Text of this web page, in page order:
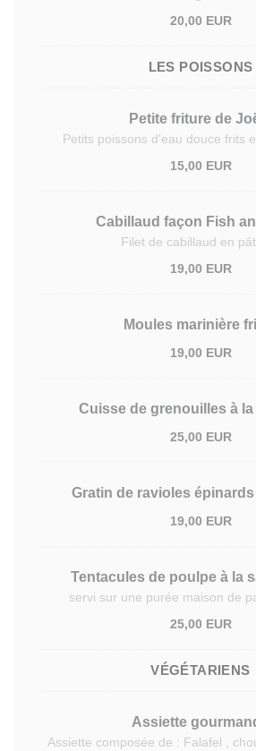
20,00 EUR
LES POISSONS
Petite friture de
Petits poissons d'eau douce frits
15,00 EUR
Cabillaud façon Fish
Filet de cabillaud en
19,00 EUR
Moules marinière
19,00 EUR
Cuisse de grenouilles à
25,00 EUR
Gratin de ravioles
19,00 EUR
Tentacules de poulpe à la
servi sur une purée maison de
25,00 EUR
VÉGÉTARIENS
Assiette
Assiette composée de : Falafel ,